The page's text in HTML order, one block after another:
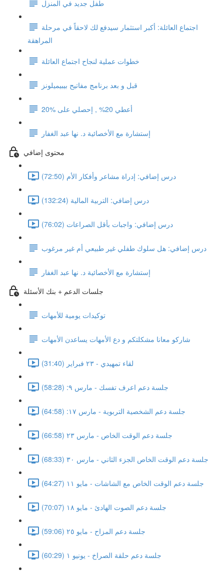
طفل جديد في المنزل
اجتماع العائلة: أكبر استثمار سيدفع لك لاحقاً في مرحلة
المراهقة
خطوات عملية لنجاح اجتماع العائلة
قبل و بعد برنامج مفاتيح بيبيميلونز
أعطي 20% , إحصلي على %20
إستشارة مع الأخصائية د. نها عبد الغفار
محتوى إضافي
درس إضافي: إدراة مشاعر وأفكار الأم (72:50)
درس إضافي: التربية المالية (132:24)
درس إضافي: واجبات بأقل الصراعات (76:02)
درس إضافي: هل سلوك طفلي غير طبيعي أم غير مرغوب
إستشارة مع الأخصائية د. نها عبد الغفار
جلسات الدعم + بنك الأسئلة
توكيدات يومية للأمهات
شاركو معانا مشكلتكم و دع الأمهات يساعدن الأمهات
لقاء تمهيدي - ٢٣ فبراير (31:40)
جلسة دعم اعرف تفسك - مارس ٩: (58:28)
جلسة دعم الشخصية التربوية - مارس ١٧: (64:58)
جلسة دعم الوقت الخاص - مارس ٢٣ (66:58)
جلسة دعم الوقت الخاص الجزء الثاني - مارس ٣٠ (68:33)
جلسة دعم الوقت الخاص مع الشاشات - مايو ١١ (64:27)
جلسة دعم الصوت الهادئ - مايو ١٨ (70:07)
جلسة دعم المزاح - مايو ٢٥ (59:06)
جلسة دعم حلقة الصراخ - يونيو ١ (60:29)